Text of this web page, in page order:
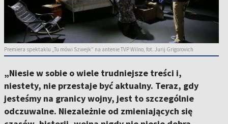
Premiera spektaklu „Tu mówi Szwejk” na antenie TVP Wilno, fot. Jurij Grigorovich
„Niesie w sobie o wiele trudniejsze treści i,
niestety, nie przestaje być aktualny. Teraz, gdy
jesteśmy na granicy wojny, jest to szczególnie
odczuwalne. Niezależnie od zmieniających się